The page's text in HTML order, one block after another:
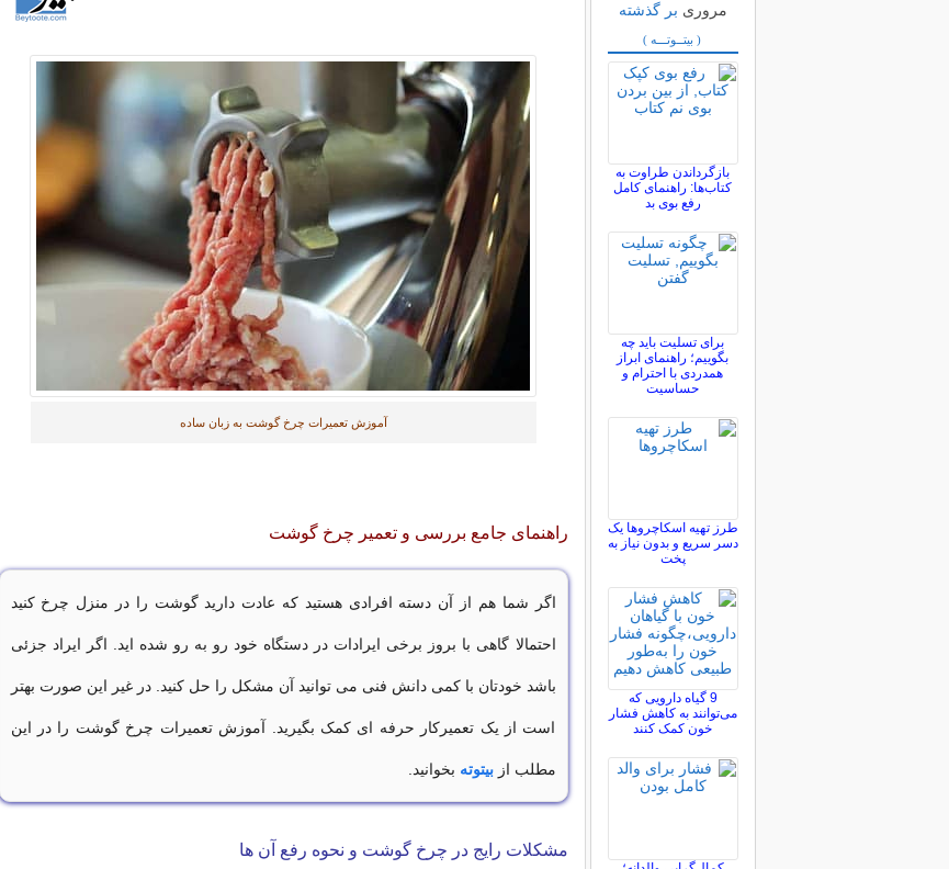
آموزش تعمیرات چرخ گوشت به زبان ساده
راهنمای جامع بررسی و تعمیر چرخ گوشت
اگر شما هم از آن دسته افرادی هستید که عادت دارید گوشت را در منزل چرخ کنید
احتمالا گاهی با بروز برخی ایرادات در دستگاه خود رو به رو شده اید. اگر ایراد جزئی
باشد خودتان با کمی دانش فنی می توانید آن مشکل را حل کنید. در غیر این صورت بهتر
است از یک تعمیرکار حرفه ای کمک بگیرید. آموزش تعمیرات چرخ گوشت را در این
مطلب ازبیتوته بخوانید.
مشکلات رایج در چرخ گوشت و نحوه رفع آن ها
مروری بر گذشته
( بیتــوتـــه )
بازگرداندن طراوت به
کتاب‌ها: راهنمای کامل
رفع بوی بد
برای تسلیت باید چه
بگوییم؛ راهنمای ابراز
همدردی با احترام و
حساسیت
طرز تهیه اسکاچروها یک
دسر سریع و بدون نیاز به
پخت
9 گیاه دارویی که
می‌توانند به کاهش فشار
خون کمک کنند